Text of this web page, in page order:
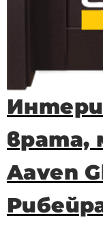
врата,
Aaven